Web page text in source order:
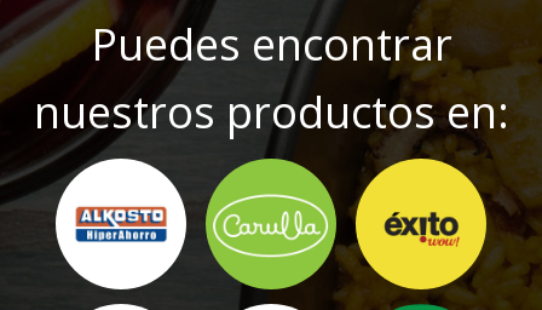
Puedes encontrar
nuestros productos en: